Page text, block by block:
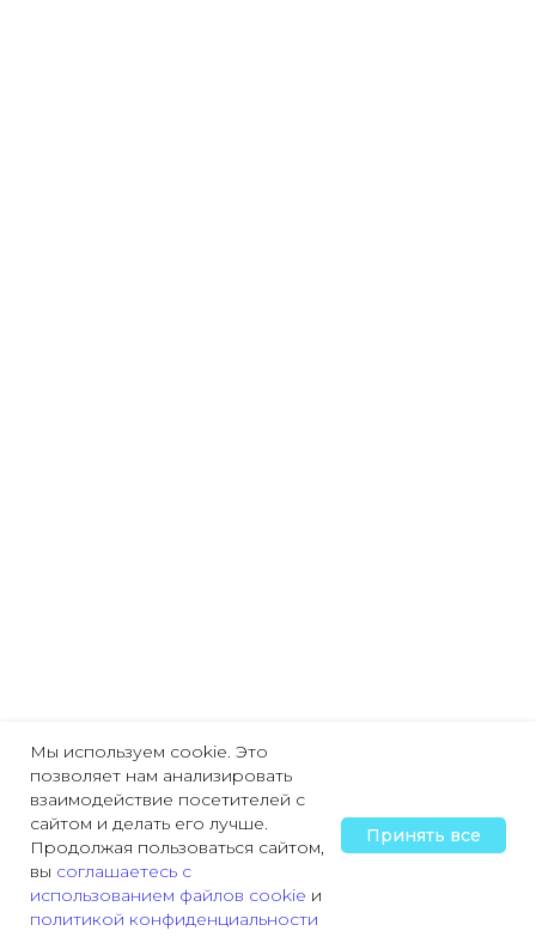
Главная Охрана труда Пожарная безопасность
Мы используем cookie. Это
позволяет нам анализировать
взаимодействие посетителей с
сайтом и делать его лучше.
Продолжая пользоваться сайтом,
вы соглашаетесь с
использованием файлов cookie и
политикой конфиденциальности
Принять все